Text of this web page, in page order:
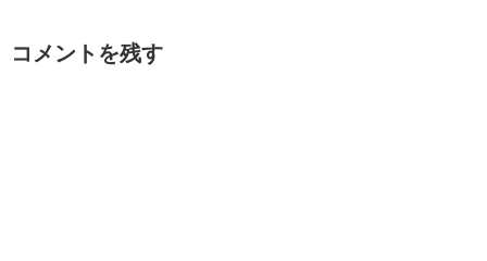
コメントを残す